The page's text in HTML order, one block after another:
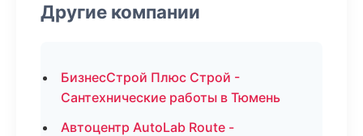
Другие компании
БизнесСтрой Плюс Строй -
Сантехнические работы в Тюмень
Автоцентр AutoLab Route -